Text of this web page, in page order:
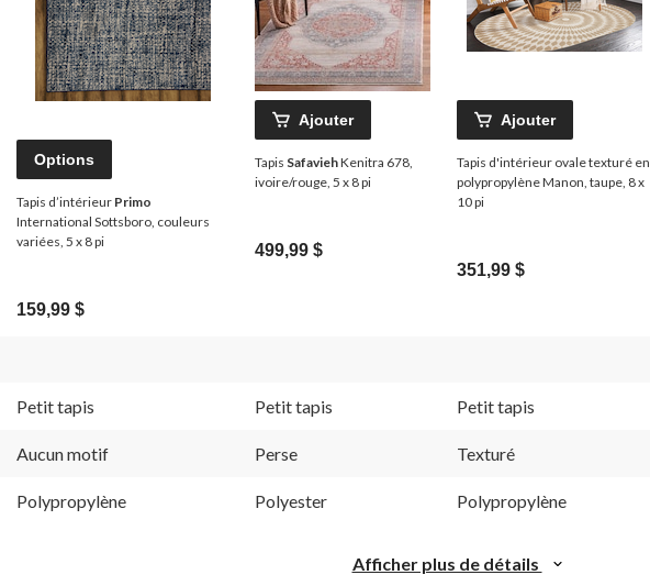
Options
Tapis d’intérieur Primo
International Sottsboro, couleurs
variées, 5 x 8 pi
159,99 $
Ajouter
Tapis SafaviehKenitra 678,
ivoire/rouge, 5 x 8 pi
499,99 $
Ajouter
Tapis d'intérieur ovale texturé en
polypropylène Manon, taupe, 8 x
10 pi
351,99 $
Petit tapis Petit tapis Petit tapis
Aucun motif Perse Texturé
Polypropylène Polyester Polypropylène
Afficher plus de détails